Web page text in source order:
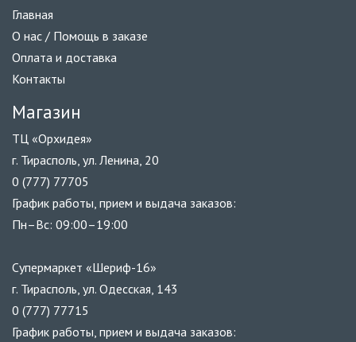
Главная
О нас / Помощь в заказе
Оплата и доставка
Контакты
Магазин
ТЦ «Орхидея»
г. Тирасполь, ул. Ленина, 20
0 (777) 77705
График работы, прием и выдача заказов:
Пн–Вс: 09:00–19:00
Супермаркет «Шериф-16»
г. Тирасполь, ул. Одесская, 143
0 (777) 77715
График работы, прием и выдача заказов: